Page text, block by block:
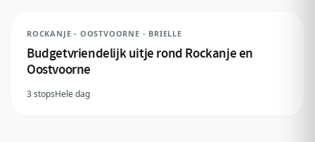
ROCKANJE - OOSTVOORNE - BRIELLE
Budgetvriendelijk uitje rond Rockanje en
Oostvoorne
3 stopsHele dag